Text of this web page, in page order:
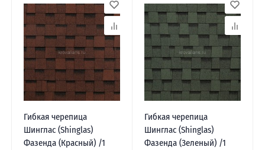
Гибкая черепица
Шинглас (Shinglas)
Фазенда (Красный) /1
Гибкая черепица
Шинглас (Shinglas)
Фазенда (Зеленый) /1